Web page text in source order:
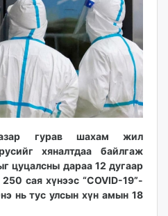
гурав шахам жил
хяналтдаа байлгаж
цуцалсны дараа 12 дугаар
сая хүнээс “COVID-19”-
нь тус улсын хүн амын 18